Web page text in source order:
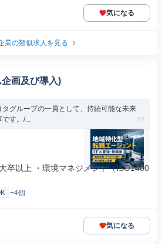
気になる
業の類似求人を見る
画及び導入)
グループの一員として、持続可能な未来
す。/...
卒以上 ・環境マネジメント（ISO1400
+4個
気になる